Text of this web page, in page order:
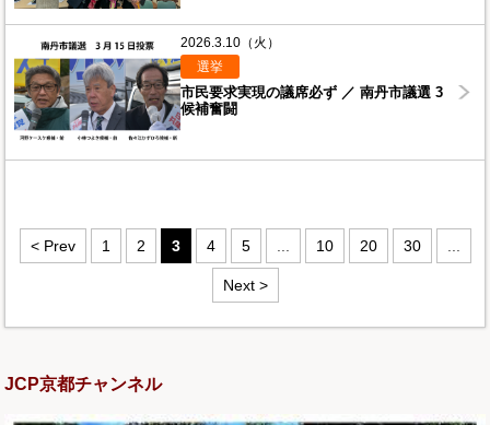
2026.3.10（火）
選挙
市民要求実現の議席必ず ／ 南丹市議選 3
候補奮闘
< Prev 1 2 3 4 5 10 20 30
Next >
JCP京都チャンネル